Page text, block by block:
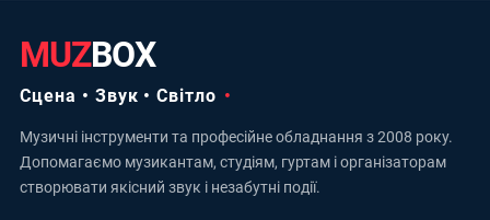
MUZBOX
Сцена • Звук • Світло
Музичні інструменти та професійне обладнання з 2008 року.
Допомагаємо музикантам, студіям, гуртам і організаторам
створювати якісний звук і незабутні події.